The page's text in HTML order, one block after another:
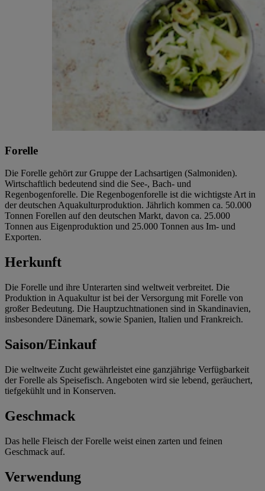
Forelle
Die Forelle gehört zur Gruppe der Lachsartigen (Salmoniden).
Wirtschaftlich bedeutend sind die See-, Bach- und
Regenbogenforelle. Die Regenbogenforelle ist die wichtigste Art in
der deutschen Aquakulturproduktion. Jährlich kommen ca. 50.000
Tonnen Forellen auf den deutschen Markt, davon ca. 25.000
Tonnen aus Eigenproduktion und 25.000 Tonnen aus Im- und
Exporten.
Herkunft
Die Forelle und ihre Unterarten sind weltweit verbreitet. Die
Produktion in Aquakultur ist bei der Versorgung mit Forelle von
großer Bedeutung. Die Hauptzuchtnationen sind in Skandinavien,
insbesondere Dänemark, sowie Spanien, Italien und Frankreich.
Saison/Einkauf
Die weltweite Zucht gewährleistet eine ganzjährige Verfügbarkeit
der Forelle als Speisefisch. Angeboten wird sie lebend, geräuchert,
tiefgekühlt und in Konserven.
Geschmack
Das helle Fleisch der Forelle weist einen zarten und feinen
Geschmack auf.
Verwendung